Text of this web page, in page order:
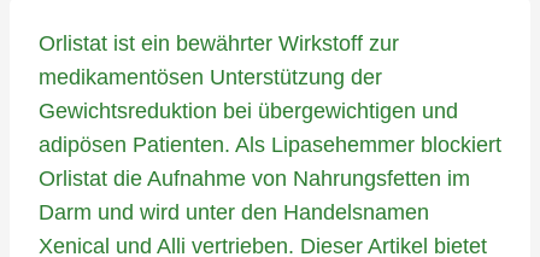
Orlistat ist ein bewährter Wirkstoff zur
medikamentösen Unterstützung der
Gewichtsreduktion bei übergewichtigen und
adipösen Patienten. Als Lipasehemmer blockiert
Orlistat die Aufnahme von Nahrungsfetten im
Darm und wird unter den Handelsnamen
Xenical und Alli vertrieben. Dieser Artikel bietet